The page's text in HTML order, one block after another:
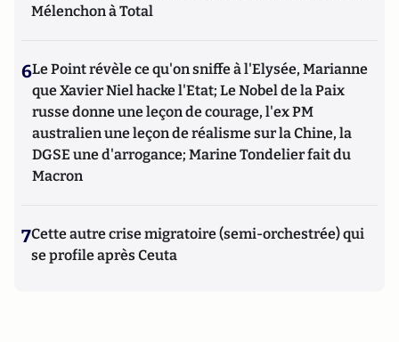
Mélenchon à Total
6Le Point révèle ce qu'on sniffe à l'Elysée, Marianne
que Xavier Niel hacke l'Etat; Le Nobel de la Paix
russe donne une leçon de courage, l'ex PM
australien une leçon de réalisme sur la Chine, la
DGSE une d'arrogance; Marine Tondelier fait du
Macron
7Cette autre crise migratoire (semi-orchestrée) qui
se profile après Ceuta